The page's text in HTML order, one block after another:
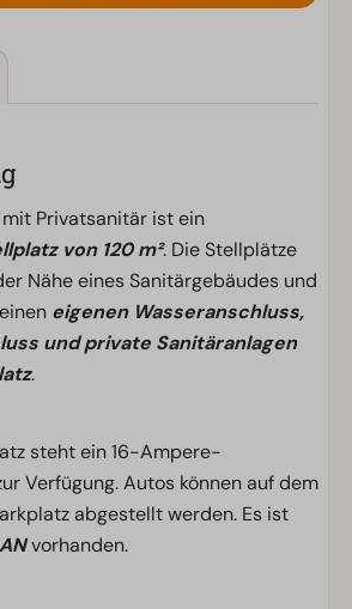
Privatsanitär ist ein
von 120 m². Die Stellplätze
Nähe eines Sanitärgebäudes und
eigenen Wasseranschluss,
und private Sanitäranlagen
.
steht ein 16-Ampere-
Verfügung. Autos können auf dem
abgestellt werden. Es ist
vorhanden.